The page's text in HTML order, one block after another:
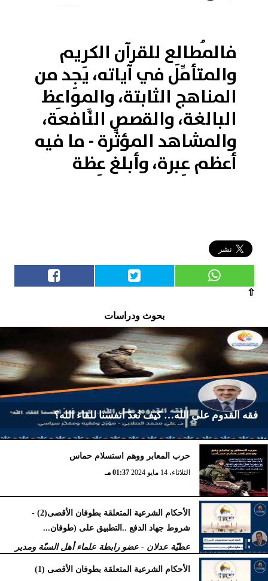
فالمُطالِع للقرآن الكريم
والمتأمِّل في آياته، يَجِد من
المناهج الثابتة، والمواعِظ
البالغة، والقصص النَّافعة،
والمشاهد المؤثِّرة - ما فيه
أعظم عِبرة، وأبلغ عِظة
⇧
بحوث ودراسات
فقه القدوم على الله… كيف نُعدّ أنفسنا للقاء الله؟
الأربعاء، 2 أكتوبر 2024 02:23 مـ
حرب المعابر ووهم استسلام حماس
الثلاثاء، 14 مايو 2024 01:37 مـ
الأحكام الشرعية المتعلقة بطوفان الأقصى(2) -
شروط جهاد الدفع ..التطبيق على (طوفان...
عطيّة عدلان - عضو رابطة علماء أهل السنّة ومدير
مركز محكمات للبحوث والدراسات
الجمعة، 5 يناير 2024
الأحكام الشرعية المتعلقة بطوفان الأقصى (1)